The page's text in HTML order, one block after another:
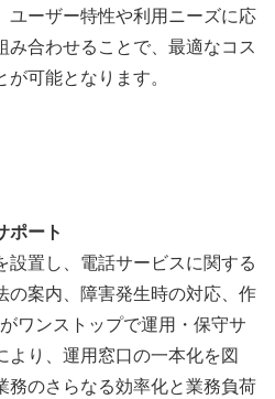
ユーザー特性や利用ニーズに応
み合わせることで、最適なコス
可能となります。
ポート
置し、電話サービスに関する
の案内、障害発生時の対応、作
ワンストップで運用・保守サ
より、運用窓口の一本化を図
務のさらなる効率化と業務負荷